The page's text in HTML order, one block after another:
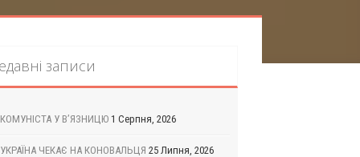
записи
КОМУНІСТА У В’ЯЗНИЦЮ 1 Серпня, 2026
УКРАЇНА ЧЕКАЄ НА КОНОВАЛЬЦЯ 25 Липня, 2026